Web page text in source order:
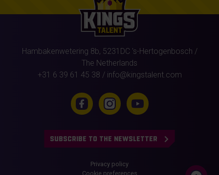
Hambakenwetering 8b, 5231DC 's-Hertogenbosch /
The Netherlands
+31 6 39 61 45 38 / info@kingstalent.com
SUBSCRIBE TO THE NEWSLETTER
Privacy policy
Cookie preferences